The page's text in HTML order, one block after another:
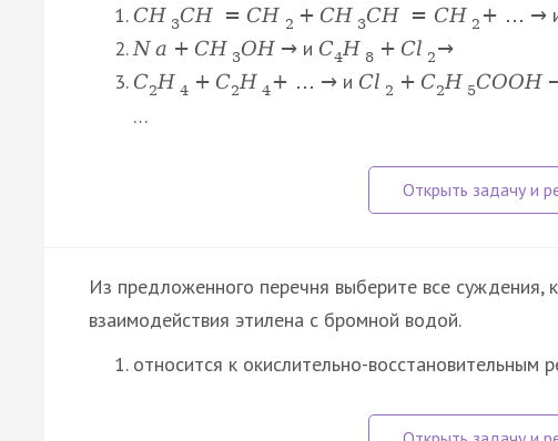
CH 3CH = CH 2 + CH 3CH = CH 2 + … →
Na + СH 3OH → и C4H 8 + Cl 2 →
C2H 4 + C2H 4 + … → и Cl 2 + C2H 5COOH
…
Из предложенного перечня выберите все суждения,
взаимодействия этилена с бромной водой.
относится к окислительно-восстановительным